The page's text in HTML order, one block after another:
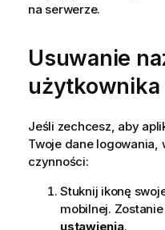
na serwerze.
Usuwanie
użytkownika
Jeśli zechcesz, aby
Twoje dane logowania,
czynności:
Stuknij ikonę
mobilnej.
ustawienia.